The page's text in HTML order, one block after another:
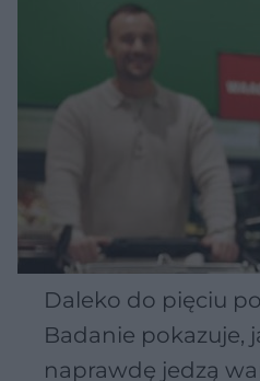
Daleko do pięciu
Badanie pokazuje,
naprawdę jedzą